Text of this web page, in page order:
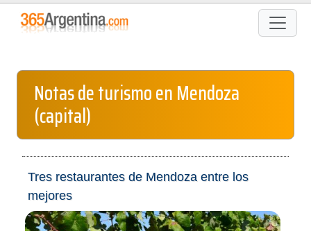
Notas de turismo en Mendoza
(capital)
Tres restaurantes de Mendoza entre los
mejores